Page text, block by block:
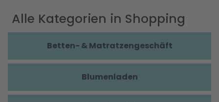
Alle Kategorien in Shopping
Betten- & Matratzengeschäft
Blumenladen